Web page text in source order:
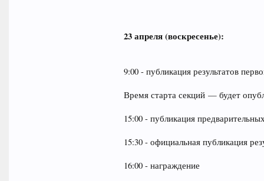
23 апреля (воскресенье):
9:00 - публикация результатов
Время старта секций — будет
15:00 - публикация
15:30 - официальная публикация
16:00 - награждение